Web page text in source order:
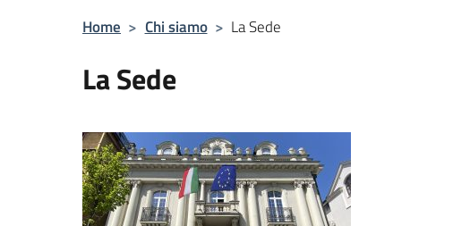
Home > Chi siamo > La Sede
La Sede